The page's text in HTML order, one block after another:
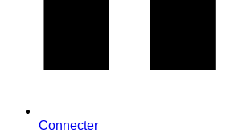
Connecter